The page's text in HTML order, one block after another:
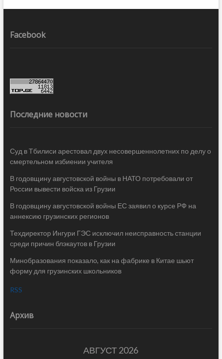
Facebook
Последние новости
Суд в Тбилиси арестовал двух несовершеннолетних по делу о
смертельном избиении учителя
В годовщину августовской войны в НАТО потребовали от
России вывести войска из Грузии
В годовщину августовской войны ЕС заявил о курсе РФ на
аннексию грузинских регионов
Техдиректор Ингури ГЭС исключил неисправность станции
среди причин блэкаутов в Грузии
Минобразования показало, как на фабрике в Китае шьют
форму для грузинских школьников
RSS
Архив
АВГУСТ 2026